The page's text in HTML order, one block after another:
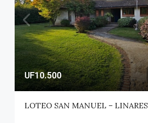
UF10.500
LOTEO SAN MANUEL – LINARES